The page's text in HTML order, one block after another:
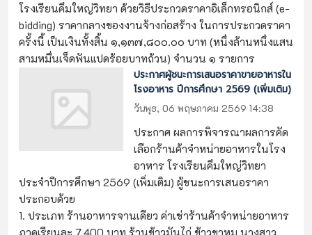
โรงเรียนคึมใหญ่วิทยา ด้วยวิธีประกวดราคาอิเล็กทรอนิกส์ (e-
bidding) ราคากลางของงานจ้างก่อสร้าง ในการประกวดราคา
ครั้งนี้ เป็นเงินทั้งสิ้น ๑,๑๓๗,๘๐๐.๐๐ บาท (หนึ่งล้านหนึ่งแสน
สามหมื่นเจ็ดพันแปดร้อยบาทถ้วน) จำนวน ๑ รายการ
ประกาศผู้ชนะการเสนอราคาขายอาหารใน
โรงอาหาร ปีการศึกษา 2569 (เพิ่มเติม)
วันพุธ, 06 พฤษภาคม 2569 14:38
ประกาศ ผลการพิจารณาผลการคัด
เลือกร้านค้าจำหน่ายอาหารในโรง
อาหาร โรงเรียนคึมใหญ่วิทยา
ประจำปีการศึกษา 2569 (เพิ่มเติม) ผู้ชนะการเสนอราคา
ประกอบด้วย
1. ประเภท ร้านอาหารจานเดียว ค่าเช่าร้านค้าจำหน่ายอาหาร
ภาคเรียนละ 7,400 บาท ร้านข้าวมันไก่ ข้าวขาหมู นางสาว